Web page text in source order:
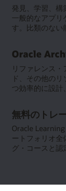
発見、学習、構
一般的なアプリ
す。比類のない
Resource
Center
の
詳
細
Oracle
リファレンス
ド、その他の
つ効率的に設計
Architecture
Center
の
詳
細
無料のトレ
Oracle
ートフォリオ全
グ・コースと認
の